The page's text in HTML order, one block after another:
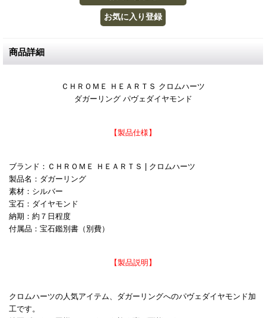
商品詳細
ＣＨＲＯＭＥ ＨＥＡＲＴＳ クロムハーツ
ダガーリング パヴェダイヤモンド
【製品仕様】
ブランド：ＣＨＲＯＭＥ ＨＥＡＲＴＳ | クロムハーツ
製品名：ダガーリング
素材：シルバー
宝石：ダイヤモンド
納期：約７日程度
付属品：宝石鑑別書（別費）
【製品説明】
クロムハーツの人気アイテム、ダガーリングへのパヴェダイヤモンド加
工です。